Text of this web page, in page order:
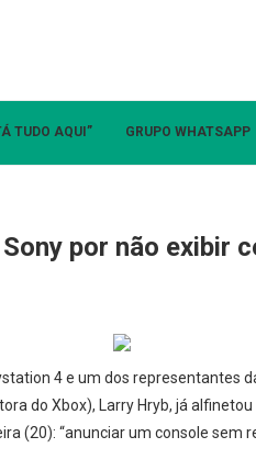
TUDO AQUI” GRUPO WHATSAPP
por não exibir
4 e um dos representantes
do Xbox), Larry Hryb, já
(20): “anunciar um console sem